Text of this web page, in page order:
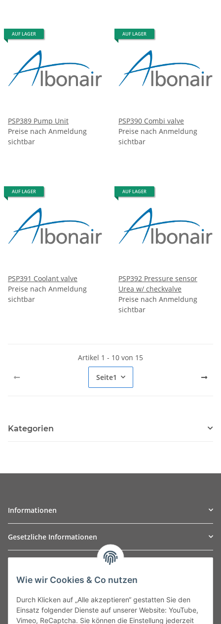
AUF LAGER
PSP389 Pump Unit
Preise nach Anmeldung
sichtbar
AUF LAGER
PSP390 Combi valve
Preise nach Anmeldung
sichtbar
AUF LAGER
PSP391 Coolant valve
Preise nach Anmeldung
sichtbar
AUF LAGER
PSP392 Pressure sensor
Urea w/ checkvalve
Preise nach Anmeldung
sichtbar
Artikel 1 - 10 von 15
Seite1
Kategorien
Informationen
Gesetzliche Informationen
Leibnizstraße 2a
Germany
Phone:+49 40 5287270
Wie wir Cookies & Co nutzen
Durch Klicken auf „Alle akzeptieren“ gestatten Sie den
Einsatz folgender Dienste auf unserer Website: YouTube,
Vimeo, ReCaptcha. Sie können die Einstellung jederzeit